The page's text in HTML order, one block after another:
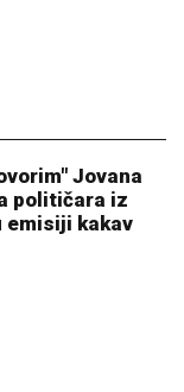
ih
velike drame u